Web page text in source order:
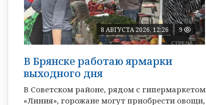
8 АВГУСТА 2026, 12:26 9
В Брянске работаю ярмарки
выходного дня
В Советском районе, рядом с гипермаркетом
«Линия», горожане могут приобрести овощи,